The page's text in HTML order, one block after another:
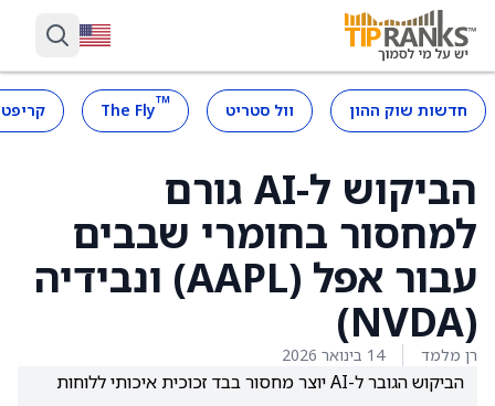
חדשות שוק ההון וול סטריט ™
The Fly
הביקוש ל-AI גורם
למחסור בחומרי שבבים
עבור אפל (AAPL) ונבידיה
(NVDA)
רן מלמד 14 בינואר 2026
הביקוש הגובר ל-AI יוצר מחסור בבד זכוכית איכותי ללוחות